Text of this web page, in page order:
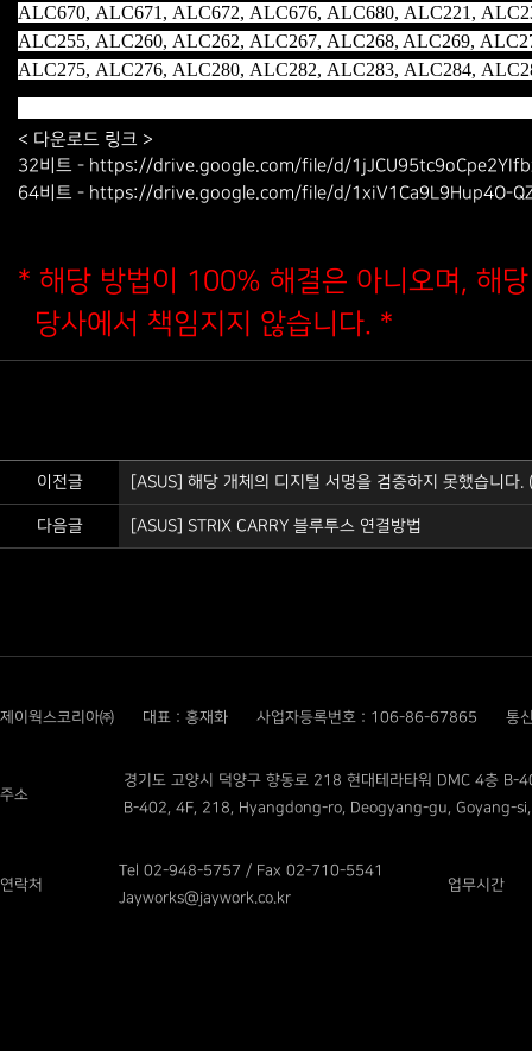
ALC670, ALC671, ALC672, ALC676, ALC680, ALC221,
ALC255, ALC260, ALC262, ALC267, ALC268, ALC269,
ALC275, ALC276, ALC280, ALC282, ALC283, ALC284,
< 다운로드 링크 >
32비트 - https://drive.google.com/file/d/
64비트 - https://drive.google.com/file/d/1xiV1Ca9L9Hup4O-
* 해당 방법이 100% 해결은 아니오며, 해
당사에서 책임지지 않습니다. *
이전글 [ASUS] 해당 개체의 디지털 서명을 검증하지 못했습니다
다음글 [ASUS] STRIX CARRY 블루투스 연결방법
제이웍스코리아㈜ 대표 : 홍재화 사업자등록번호 : 106-86-67865 통
주소
경기도 고양시 덕양구 향동로 218 현대테라타워 DMC 4층 B-
B-402, 4F, 218, Hyangdong-ro, Deogyang-gu, Goyang-
연락처
Tel 02-948-5757 / Fax 02-710-5541
Jayworks@jaywork.co.kr
업무시간